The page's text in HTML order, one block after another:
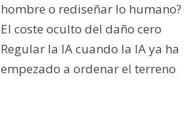
hombre o rediseñar lo humano?
El coste oculto del daño cero
Regular la IA cuando la IA ya ha
empezado a ordenar el terreno